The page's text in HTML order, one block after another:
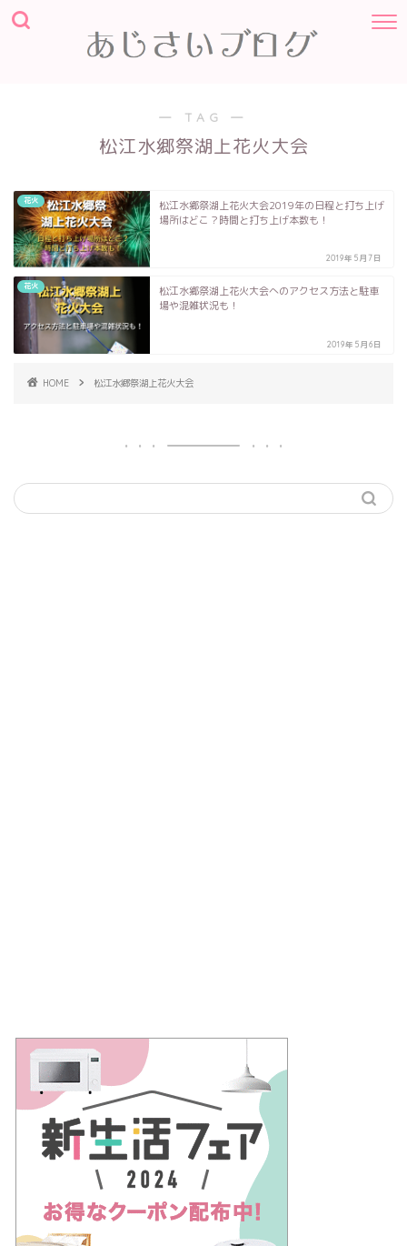
― TAG ―
松江水郷祭湖上花火大会
花火
松江水郷祭湖上花火大会2019年の日程と打ち上げ
場所はどこ？時間と打ち上げ本数も！
2019年5月7日
花火
松江水郷祭湖上花火大会へのアクセス方法と駐車
場や混雑状況も！
2019年5月6日
HOME 松江水郷祭湖上花火大会